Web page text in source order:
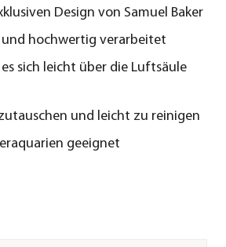
Design von Samuel Baker
hochwertig verarbeitet
sich leicht über die Luftsäule
und leicht zu reinigen
geeignet